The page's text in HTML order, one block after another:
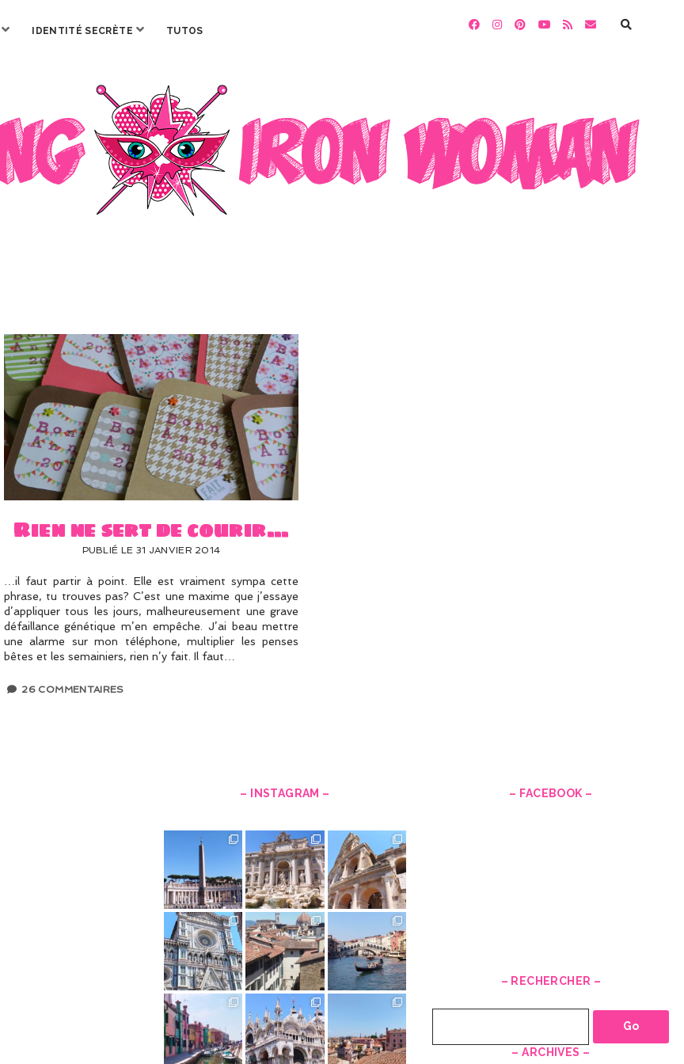
ouvrir IDENTITÉ SECRÈTE ouvrir
TUTOS
facebookinstagram
pinterestyoutube
rss email
Rien ne sert de courir…
PUBLIÉ LE 31 JANVIER 2014
…il faut partir à point. Elle est vraiment sympa cette
phrase, tu trouves pas? C’est une maxime que j’essaye
d’appliquer tous les jours, malheureusement une grave
défaillance génétique m’en empêche. J’ai beau mettre
une alarme sur mon téléphone, multiplier les penses
bêtes et les semainiers, rien n’y fait. Il faut…
26 COMMENTAIRES
– INSTAGRAM – – FACEBOOK –
– RECHERCHER –
– ARCHIVES –